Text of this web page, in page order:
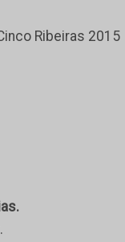
Ribeiras 2015